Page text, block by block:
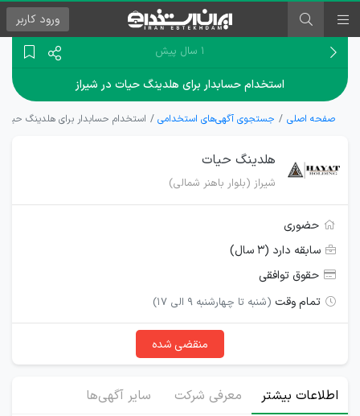
ورود کاربر
۱ سال پیش
استخدام حسابدار برای هلدینگ حیات در شیراز
صفحه اصلی جستجوی آگهی‌های استخدامی استخدام حسابدار برای هلدینگ حیات
هلدینگ حیات
شیراز (بلوار باهنر شمالی)
حضوری
سابقه دارد (۳ سال)
حقوق توافقی
تمام وقت (شنبه تا چهارشنبه 9 الی 17)
منقضی شده
اطلاعات بیشتر معرفی شرکت سایر آگهی‌ها